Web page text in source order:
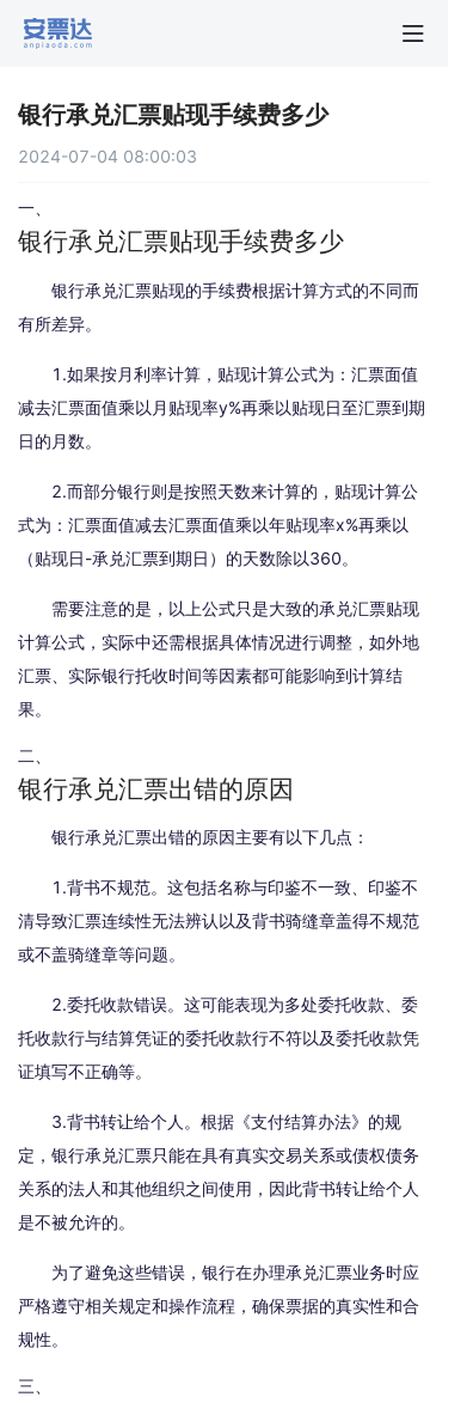
银行承兑汇票贴现手续费多少
2024-07-04 08:00:03
一、
银行承兑汇票贴现手续费多少
银行承兑汇票贴现的手续费根据计算方式的不同而
有所差异。
1.如果按月利率计算，贴现计算公式为：汇票面值
减去汇票面值乘以月贴现率y%再乘以贴现日至汇票到期
日的月数。
2.而部分银行则是按照天数来计算的，贴现计算公
式为：汇票面值减去汇票面值乘以年贴现率x%再乘以
（贴现日-承兑汇票到期日）的天数除以360。
需要注意的是，以上公式只是大致的承兑汇票贴现
计算公式，实际中还需根据具体情况进行调整，如外地
汇票、实际银行托收时间等因素都可能影响到计算结
果。
二、
银行承兑汇票出错的原因
银行承兑汇票出错的原因主要有以下几点：
1.背书不规范。这包括名称与印鉴不一致、印鉴不
清导致汇票连续性无法辨认以及背书骑缝章盖得不规范
或不盖骑缝章等问题。
2.委托收款错误。这可能表现为多处委托收款、委
托收款行与结算凭证的委托收款行不符以及委托收款凭
证填写不正确等。
3.背书转让给个人。根据《支付结算办法》的规
定，银行承兑汇票只能在具有真实交易关系或债权债务
关系的法人和其他组织之间使用，因此背书转让给个人
是不被允许的。
为了避免这些错误，银行在办理承兑汇票业务时应
严格遵守相关规定和操作流程，确保票据的真实性和合
规性。
三、